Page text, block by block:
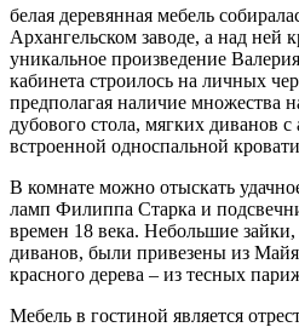
белая деревянная мебель
Архангельском заводе, а над ней
уникальное произведение
кабинета строилось на личных
предполагая наличие множества
дубового стола, мягких диванов
встроенной односпальной
В комнате можно отыскать
ламп Филиппа Старка и
времен 18 века. Небольшие зайки,
диванов, были привезены из
красного дерева – из тесных
Мебель в гостиной является